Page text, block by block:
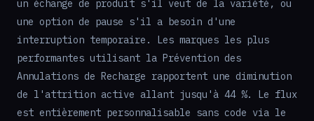
un échange de produit s'il veut de la variété, ou
une option de pause s'il a besoin d'une
interruption temporaire. Les marques les plus
performantes utilisant la Prévention des
Annulations de Recharge rapportent une diminution
de l'attrition active allant jusqu'à 44 %. Le flux
est entièrement personnalisable sans code via le